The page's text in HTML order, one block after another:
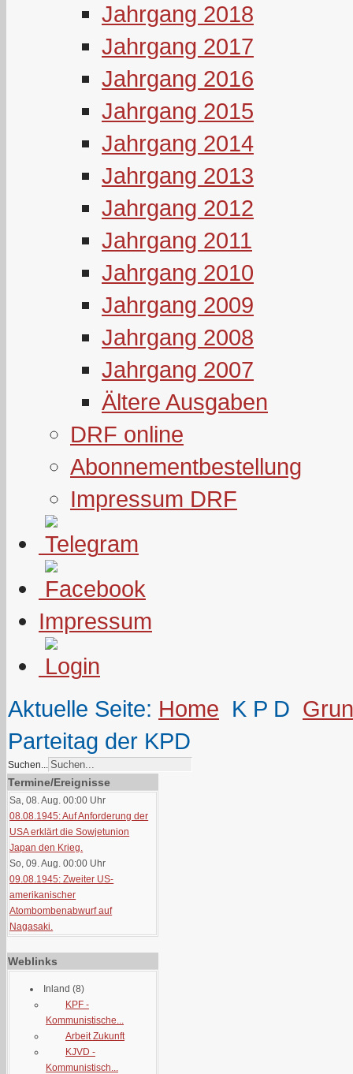
Jahrgang 2018
Jahrgang 2017
Jahrgang 2016
Jahrgang 2015
Jahrgang 2014
Jahrgang 2013
Jahrgang 2012
Jahrgang 2011
Jahrgang 2010
Jahrgang 2009
Jahrgang 2008
Jahrgang 2007
Ältere Ausgaben
DRF online
Abonnementbestellung
Impressum DRF
Impressum
Aktuelle Seite: Home K P D
Parteitag der KPD
Suchen...
Termine/Ereignisse
Sa, 08. Aug. 00:00 Uhr
08.08.1945: Auf Anforderung der
USA erklärt die Sowjetunion
Japan den Krieg.
So, 09. Aug. 00:00 Uhr
09.08.1945: Zweiter US-
amerikanischer
Atombombenabwurf auf
Nagasaki.
Weblinks
Inland (8)
KPF -
Kommunistische...
Arbeit Zukunft
KJVD -
Kommunistisch...